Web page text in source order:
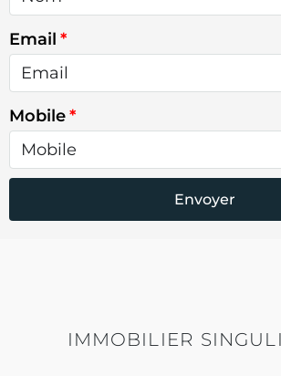
Email
Mobile
Envoyer
IMMOBILIER